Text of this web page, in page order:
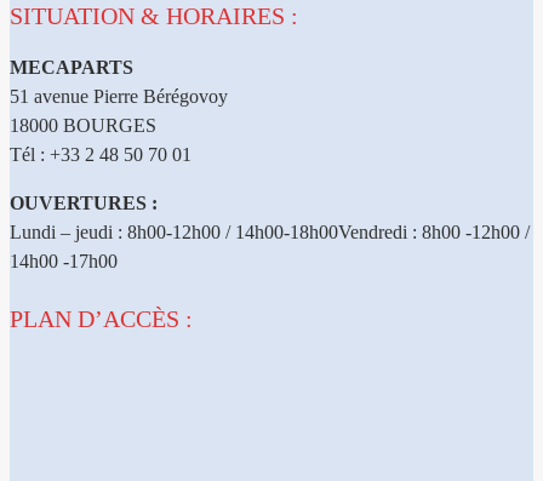
SITUATION & HORAIRES :
MECAPARTS
51 avenue Pierre Bérégovoy
18000 BOURGES
Tél : +33 2 48 50 70 01
OUVERTURES :
Lundi – jeudi : 8h00-12h00 / 14h00-18h00Vendredi : 8h00 -12h00 /
14h00 -17h00
PLAN D’ACCÈS :